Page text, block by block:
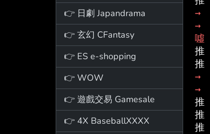
👉 日劇 Japandrama
👉 玄幻 CFantasy
👉 ES e-shopping
👉 WOW
👉 遊戲交易 Gamesale
👉 4X BaseballXXXX
→
→
噓
推
推
→
→
推
推
推